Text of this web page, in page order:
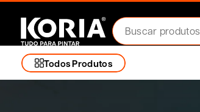
Todos Produtos